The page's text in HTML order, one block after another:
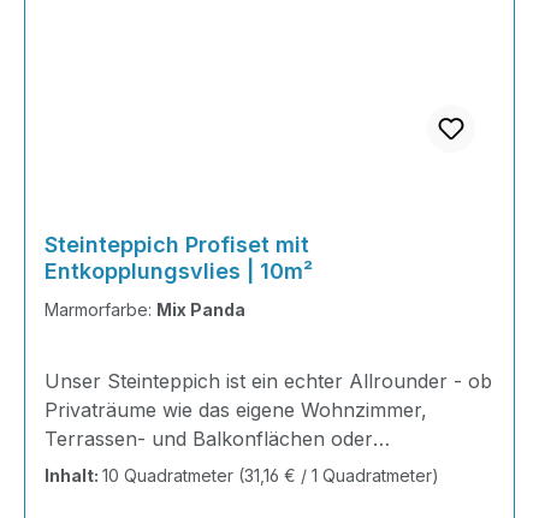
Steinteppich Profiset mit
Entkopplungsvlies | 10m²
Marmorfarbe: Mix Panda
Unser Steinteppich ist ein echter Allrounder - ob
Privaträume wie das eigene Wohnzimmer,
Terrassen- und Balkonflächen oder
Gewerbeobjekte und Ausstellungsräume; unsere
Inhalt: 10 Quadratmeter (31,16 € / 1 Quadratmeter)